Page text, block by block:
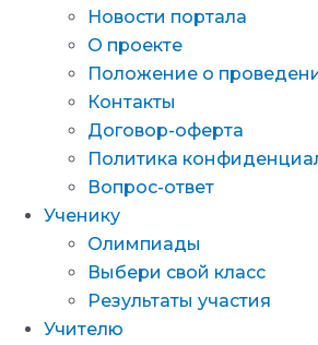
Новости портала
О проекте
Положение о
Контакты
Договор-оферта
Политика
Вопрос-ответ
Ученику
Олимпиады
Выбери свой класс
Результаты участия
Учителю